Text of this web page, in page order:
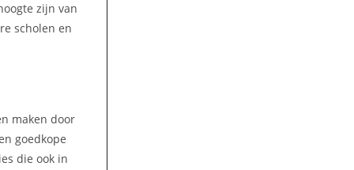
zijn van
scholen en
maken door
goedkope
die ook in